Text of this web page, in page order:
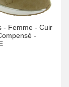
- Femme - Cuir
-